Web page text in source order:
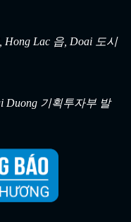
Hong Lac 읍, Doai 도시
Duong 기획투자부 발